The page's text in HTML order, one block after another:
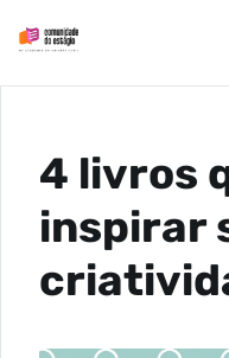
4 livros
inspirar